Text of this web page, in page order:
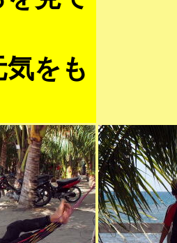
をも